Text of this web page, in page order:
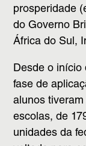
prosperidade
do Governo
África do Sul,
Desde o início
fase de
alunos
escolas, de
unidades da